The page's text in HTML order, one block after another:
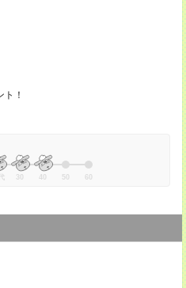
！
30 40 50 60